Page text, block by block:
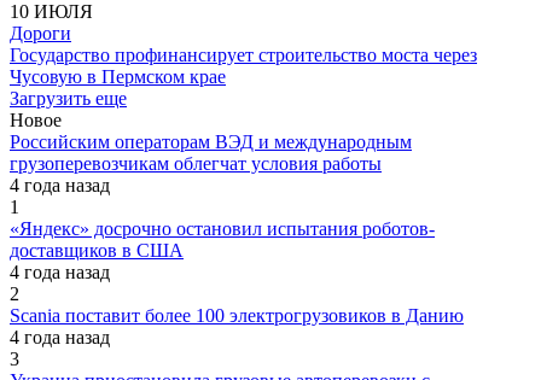
10 ИЮЛЯ
Дороги
Государство профинансирует строительство моста через
Чусовую в Пермском крае
Загрузить еще
Новое
Российским операторам ВЭД и международным
грузоперевозчикам облегчат условия работы
4 года назад
1
«Яндекс» досрочно остановил испытания роботов-
доставщиков в США
4 года назад
2
Scania поставит более 100 электрогрузовиков в Данию
4 года назад
3